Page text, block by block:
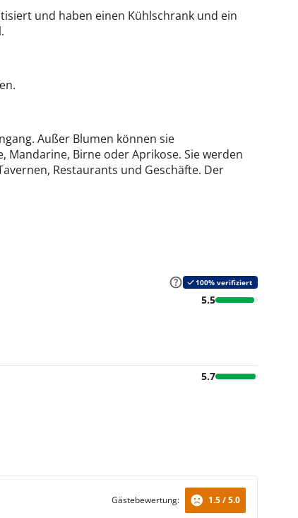
und haben einen Kühlschrank und ein
Außer Blumen können sie
Mandarine, Birne oder Aprikose. Sie werden
Restaurants und Geschäfte. Der
100% verifiziert
5.5
5.7
Gästebewertung: 1.5 / 5.0